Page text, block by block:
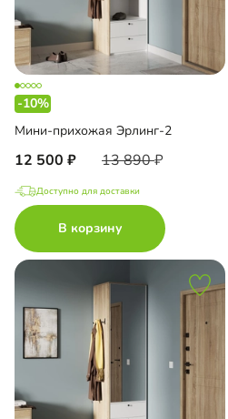
-10%
Мини-прихожая Эрлинг-2
12 500 13 890
Доступно для доставки
В корзину